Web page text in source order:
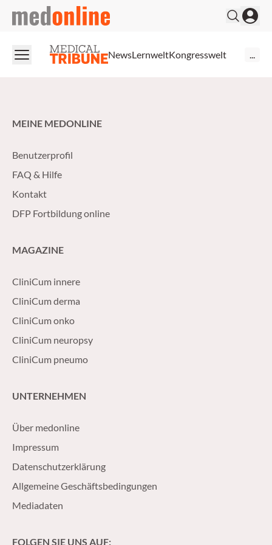
medonline
NewsLernweltKongresswelt
MEINE MEDONLINE
Benutzerprofil
FAQ & Hilfe
Kontakt
DFP Fortbildung online
MAGAZINE
CliniCum innere
CliniCum derma
CliniCum onko
CliniCum neuropsy
CliniCum pneumo
UNTERNEHMEN
Über medonline
Impressum
Datenschutzerklärung
Allgemeine Geschäftsbedingungen
Mediadaten
FOLGEN SIE UNS AUF: